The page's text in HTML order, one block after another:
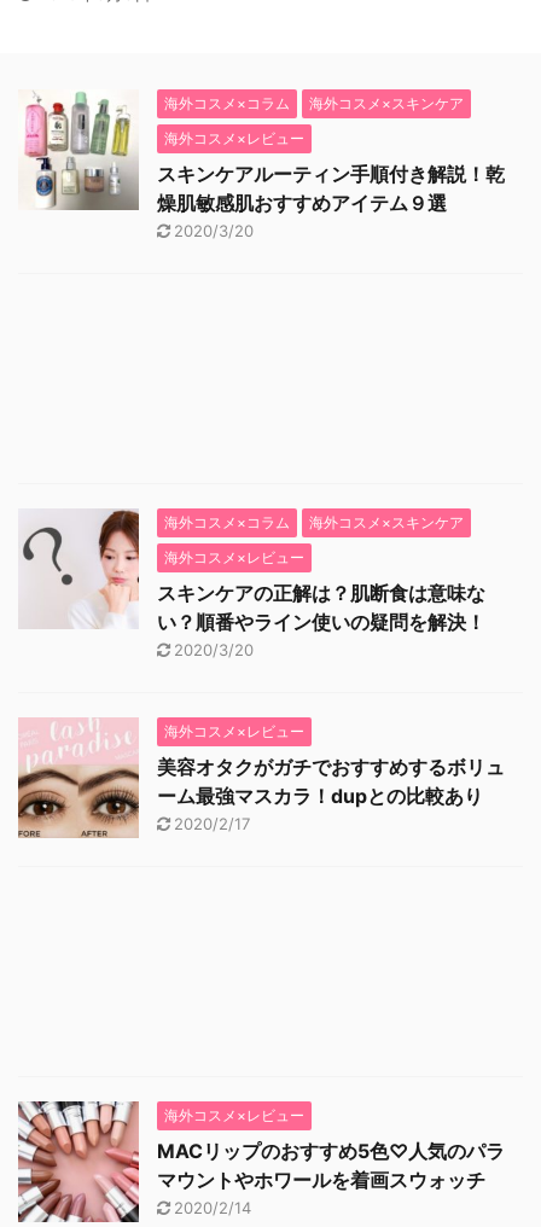
海外コスメ×コラム
海外コスメ×スキンケア
海外コスメ×レビュー
スキンケアルーティン手順付き解説！乾
燥肌敏感肌おすすめアイテム９選
2020/3/20
海外コスメ×コラム
海外コスメ×スキンケア
海外コスメ×レビュー
スキンケアの正解は？肌断食は意味な
い？順番やライン使いの疑問を解決！
2020/3/20
海外コスメ×レビュー
美容オタクがガチでおすすめするボリュ
ーム最強マスカラ！dupとの比較あり
2020/2/17
海外コスメ×レビュー
MACリップのおすすめ5色♡人気のパラ
マウントやホワールを着画スウォッチ
2020/2/14